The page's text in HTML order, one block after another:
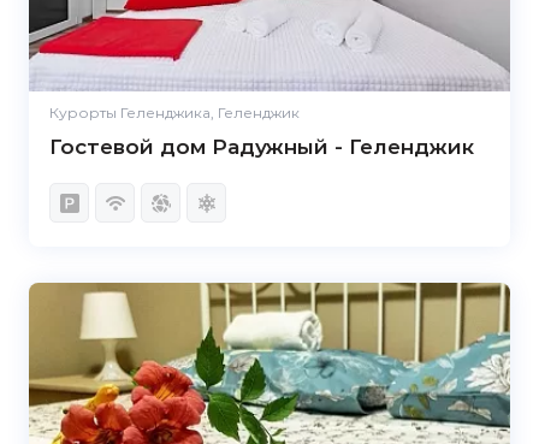
Курорты Геленджика, Геленджик
Гостевой дом Радужный - Геленджик